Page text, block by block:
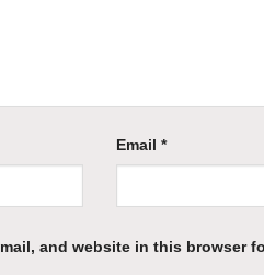
Email *
and website in this browser